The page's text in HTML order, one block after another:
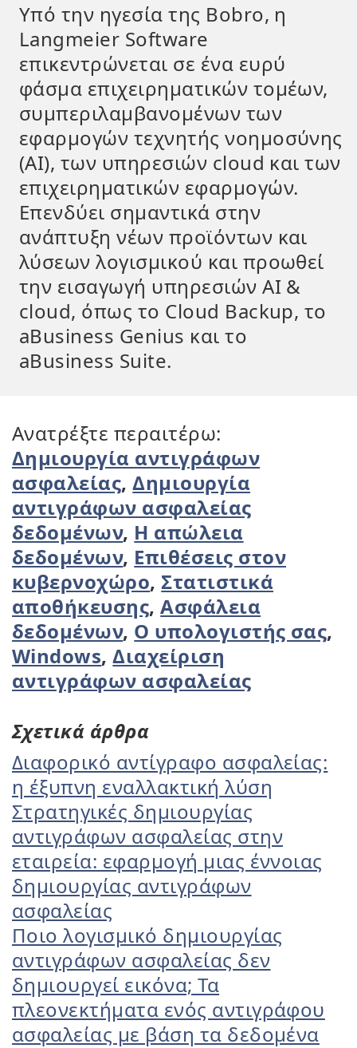
Υπό την ηγεσία της Bobro, η
Langmeier Software
επικεντρώνεται σε ένα ευρύ
φάσμα επιχειρηματικών τομέων,
συμπεριλαμβανομένων των
εφαρμογών τεχνητής νοημοσύνης
(AI), των υπηρεσιών cloud και των
επιχειρηματικών εφαρμογών.
Επενδύει σημαντικά στην
ανάπτυξη νέων προϊόντων και
λύσεων λογισμικού και προωθεί
την εισαγωγή υπηρεσιών AI &
cloud, όπως το Cloud Backup, το
aBusiness Genius και το
aBusiness Suite.
Ανατρέξτε περαιτέρω:
Δημιουργία αντιγράφων
ασφαλείας,Δημιουργία
αντιγράφων ασφαλείας
δεδομένων, Η απώλεια
δεδομένων, Επιθέσεις στον
κυβερνοχώρο, Στατιστικά
αποθήκευσης,Ασφάλεια
δεδομένων, Ο υπολογιστής σας,
Windows,Διαχείριση
αντιγράφων ασφαλείας
Σχετικά άρθρα
Διαφορικό αντίγραφο ασφαλείας:
η έξυπνη εναλλακτική λύση
Στρατηγικές δημιουργίας
αντιγράφων ασφαλείας στην
εταιρεία: εφαρμογή μιας έννοιας
δημιουργίας αντιγράφων
ασφαλείας
Ποιο λογισμικό δημιουργίας
αντιγράφων ασφαλείας δεν
δημιουργεί εικόνα; Τα
πλεονεκτήματα ενός αντιγράφου
ασφαλείας με βάση τα δεδομένα